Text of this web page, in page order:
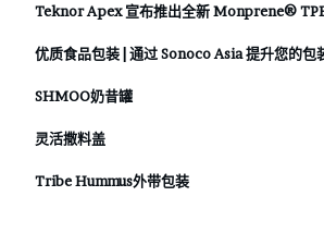
Teknor Apex 宣布推出全新 Monprene®
优质食品包装 | 通过 Sonoco Asia 提升您的包
SHMOO奶昔罐
灵活撒料盖
Tribe Hummus外带包装